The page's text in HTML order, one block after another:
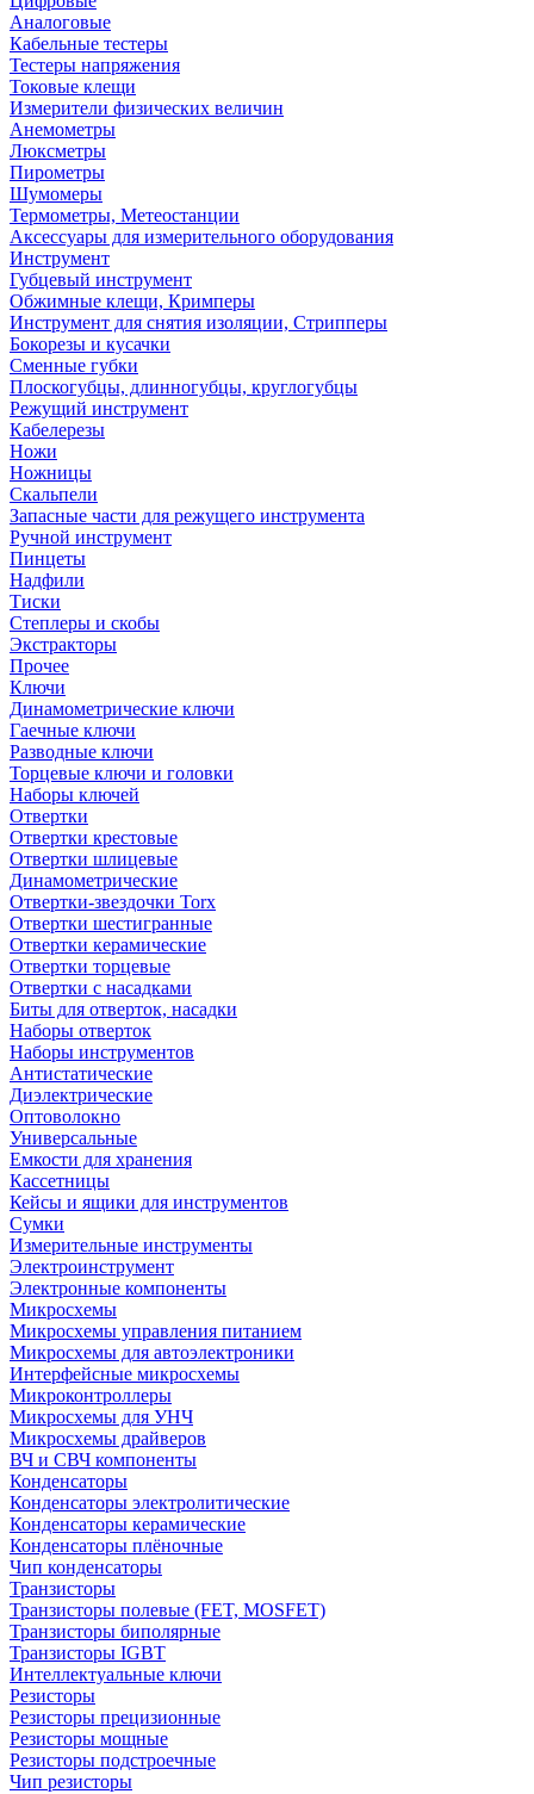
Аналоговые
Кабельные тестеры
Тестеры напряжения
Токовые клещи
Измерители физических величин
Анемометры
Люксметры
Пирометры
Шумомеры
Термометры, Метеостанции
Аксессуары для измерительного оборудования
Инструмент
Губцевый инструмент
Обжимные клещи, Кримперы
Инструмент для снятия изоляции, Стрипперы
Бокорезы и кусачки
Сменные губки
Плоскогубцы, длинногубцы, круглогубцы
Режущий инструмент
Кабелерезы
Ножи
Ножницы
Скальпели
Запасные части для режущего инструмента
Ручной инструмент
Пинцеты
Надфили
Тиски
Степлеры и скобы
Экстракторы
Прочее
Ключи
Динамометрические ключи
Гаечные ключи
Разводные ключи
Торцевые ключи и головки
Наборы ключей
Отвертки
Отвертки крестовые
Отвертки шлицевые
Динамометрические
Отвертки-звездочки Torx
Отвертки шестигранные
Отвертки керамические
Отвертки торцевые
Отвертки с насадками
Биты для отверток, насадки
Наборы отверток
Наборы инструментов
Антистатические
Диэлектрические
Оптоволокно
Универсальные
Емкости для хранения
Кассетницы
Кейсы и ящики для инструментов
Сумки
Измерительные инструменты
Электроинструмент
Электронные компоненты
Микросхемы
Микросхемы управления питанием
Микросхемы для автоэлектроники
Интерфейсные микросхемы
Микроконтроллеры
Микросхемы для УНЧ
Микросхемы драйверов
ВЧ и СВЧ компоненты
Конденсаторы
Конденсаторы электролитические
Конденсаторы керамические
Конденсаторы плёночные
Чип конденсаторы
Транзисторы
Транзисторы полевые (FET, MOSFET)
Транзисторы биполярные
Транзисторы IGBT
Интеллектуальные ключи
Резисторы
Резисторы прецизионные
Резисторы мощные
Резисторы подстроечные
Чип резисторы